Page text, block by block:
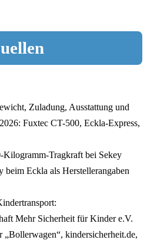
Zuladung, Ausstattung und
Fuxtec CT-500, Eckla-Express,
Tragkraft bei Sekey
beim Eckla als Herstellerangaben
Mehr Sicherheit für Kinder e.V.
kindersicherheit.de,